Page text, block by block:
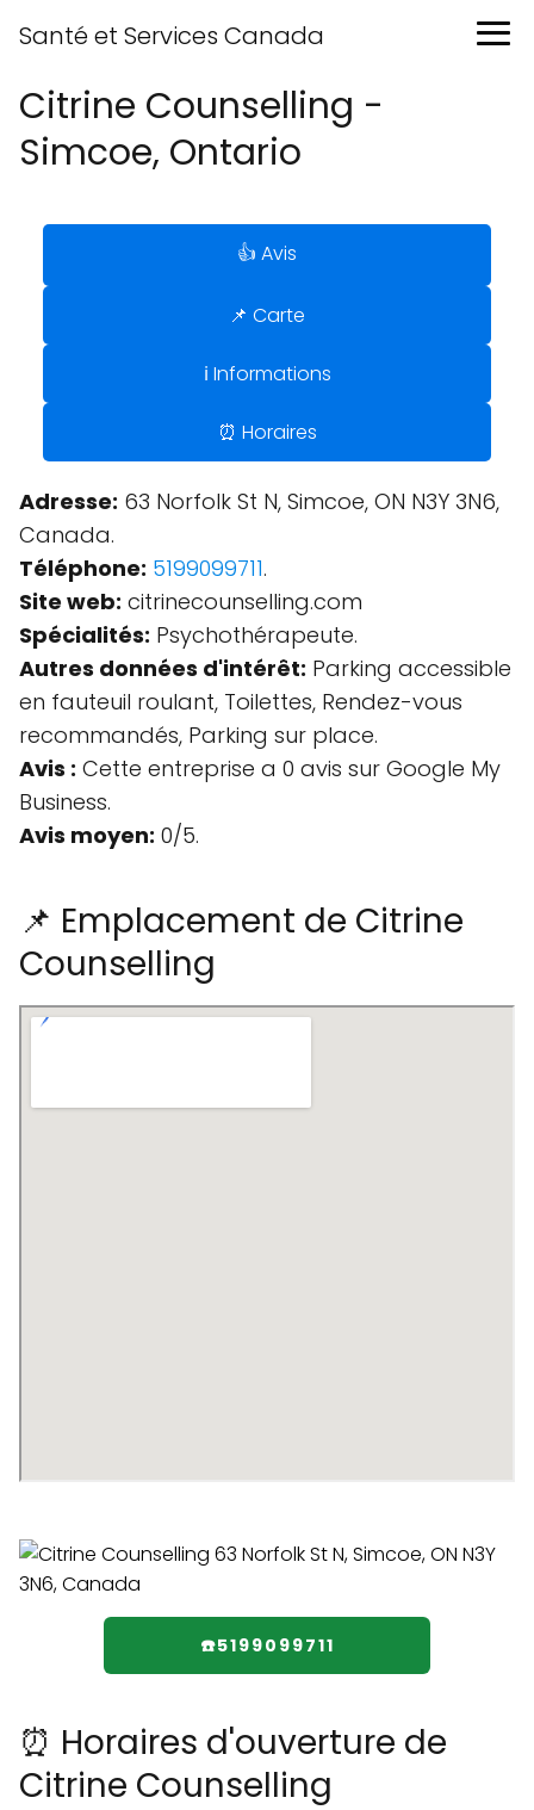
Santé et Services Canada
Citrine Counselling -
Simcoe, Ontario
👍 Avis
📌 Carte
ℹ️ Informations
⏰ Horaires
Adresse: 63 Norfolk St N, Simcoe, ON N3Y 3N6,
Canada.
Téléphone: 5199099711.
Site web: citrinecounselling.com
Spécialités: Psychothérapeute.
Autres données d'intérêt: Parking accessible
en fauteuil roulant, Toilettes, Rendez-vous
recommandés, Parking sur place.
Avis : Cette entreprise a 0 avis sur Google My
Business.
Avis moyen: 0/5.
📌 Emplacement de Citrine
Counselling
☎️5199099711
⏰ Horaires d'ouverture de
Citrine Counselling